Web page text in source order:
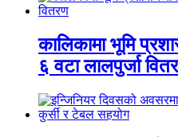
कालिकामा भूमि
६ वटा लालपुर्जा